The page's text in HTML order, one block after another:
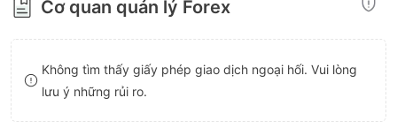
8
9
Cơ quan quản lý Forex
Không tìm thấy giấy phép giao dịch ngoại hối. Vui lòng
lưu ý những rủi ro.